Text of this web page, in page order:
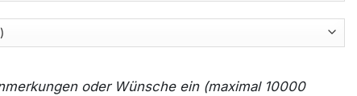
oder Wünsche ein (maximal 10000